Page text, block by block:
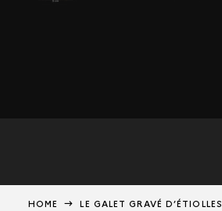
HOME LE GALET GRAVÉ D’ÉTIOLLES